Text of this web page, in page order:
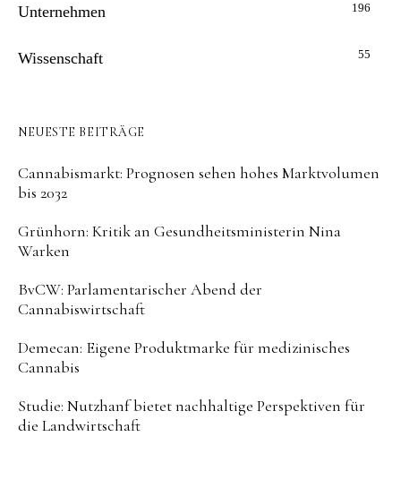
Unternehmen 196
Wissenschaft 55
NEUESTE BEITRÄGE
Cannabismarkt: Prognosen sehen hohes Marktvolumen
bis 2032
Grünhorn: Kritik an Gesundheitsministerin Nina
Warken
BvCW: Parlamentarischer Abend der
Cannabiswirtschaft
Demecan: Eigene Produktmarke für medizinisches
Cannabis
Studie: Nutzhanf bietet nachhaltige Perspektiven für
die Landwirtschaft